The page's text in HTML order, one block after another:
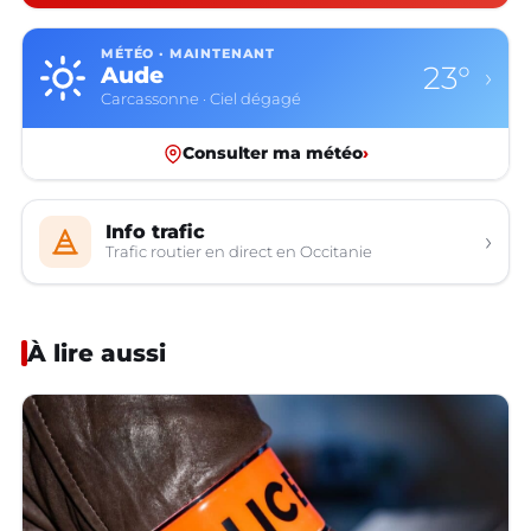
MÉTÉO · MAINTENANT
Aude
Carcassonne · Ciel dégagé
23° ›
Consulter ma météo›
Info trafic
Trafic routier en direct en Occitanie ›
À lire aussi